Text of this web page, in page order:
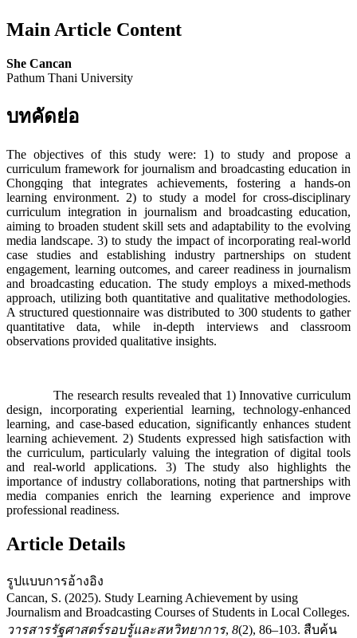
Main Article Content
She Cancan
Pathum Thani University
บทคัดย่อ
The objectives of this study were: 1) to study and propose a
curriculum framework for journalism and broadcasting education in
Chongqing that integrates achievements, fostering a hands-on
learning environment. 2) to study a model for cross-disciplinary
curriculum integration in journalism and broadcasting education,
aiming to broaden student skill sets and adaptability to the evolving
media landscape. 3) to study the impact of incorporating real-world
case studies and establishing industry partnerships on student
engagement, learning outcomes, and career readiness in journalism
and broadcasting education. The study employs a mixed-methods
approach, utilizing both quantitative and qualitative methodologies.
A structured questionnaire was distributed to 300 students to gather
quantitative data, while in-depth interviews and classroom
observations provided qualitative insights.
The research results revealed that 1) Innovative curriculum
design, incorporating experiential learning, technology-enhanced
learning, and case-based education, significantly enhances student
learning achievement. 2) Students expressed high satisfaction with
the curriculum, particularly valuing the integration of digital tools
and real-world applications. 3) The study also highlights the
importance of industry collaborations, noting that partnerships with
media companies enrich the learning experience and improve
professional readiness.
Article Details
รูปแบบการอ้างอิง
Cancan, S. (2025). Study Learning Achievement by using
Journalism and Broadcasting Courses of Students in Local Colleges.
วารสารรัฐศาสตร์รอบรู้และสหวิทยาการ, 8(2), 86–103. สืบค้น